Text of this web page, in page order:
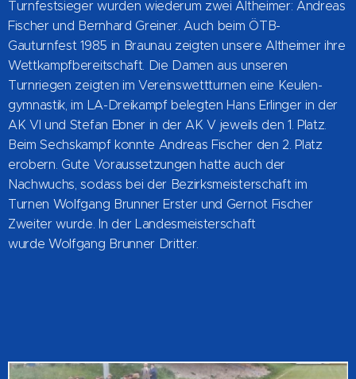
Turnfestsieger wurden wiederum zwei Altheimer: Andreas
Fischer und Bernhard Greiner. Auch beim ÖTB-
Gauturnfest 1985 in Braunau zeigten unsere Altheimer ihre
Wettkampfbereitschaft. Die Damen aus unseren
Turnriegen zeigten im Vereinswettturnen eine Keulen-
gymnastik, im LA-Dreikampf belegten Hans Erlinger in der
AK VI und Stefan Ebner in der AK V jeweils den 1. Platz.
Beim Sechskampf konnte Andreas Fischer den 2. Platz
erobern. Gute Voraussetzungen hatte auch der
Nachwuchs, sodass bei der Bezirksmeisterschaft im
Turnen Wolfgang Brunner Erster und Gernot Fischer
Zweiter wurde. In der Landesmeisterschaft
wurde WoIfgang Brunner Dritter.